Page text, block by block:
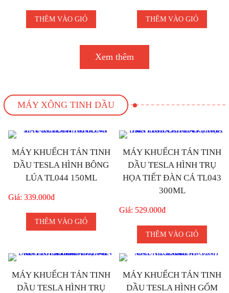
THÊM VÀO GIỎ THÊM VÀO GIỎ
Xem thêm
MÁY XÔNG TINH DẦU
MÁY KHUẾCH TÁN TINH
DẦU TESLA HÌNH BÔNG
LÚA TL044 150ML
Giá: 339.000đ
THÊM VÀO GIỎ
MÁY KHUẾCH TÁN TINH
DẦU TESLA HÌNH TRỤ
HỌA TIẾT ĐÀN CÁ TL043
300ML
Giá: 529.000đ
THÊM VÀO GIỎ
MÁY KHUẾCH TÁN TINH
DẦU TESLA HÌNH TRỤ
MÁY KHUẾCH TÁN TINH
DẦU TESLA HÌNH GỐM